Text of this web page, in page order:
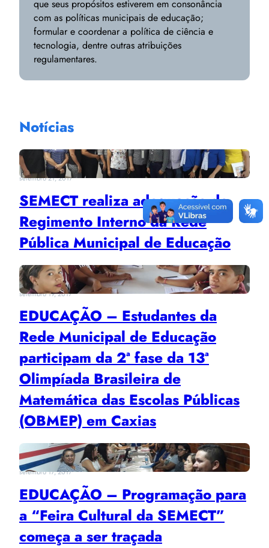
que seus propósitos estiverem em consonância
com as políticas municipais de educação;
formular e coordenar a política de ciência e
tecnologia, dentre outras atribuições
regulamentares.
Notícias
setembro 21, 2017
SEMECT realiza adequação do
Regimento Interno da Rede
Pública Municipal de Educação
setembro 19, 2017
EDUCAÇÃO – Estudantes da
Rede Municipal de Educação
participam da 2ª fase da 13ª
Olimpíada Brasileira de
Matemática das Escolas Públicas
(OBMEP) em Caxias
setembro 17, 2017
EDUCAÇÃO – Programação para
a “Feira Cultural da SEMECT”
começa a ser traçada